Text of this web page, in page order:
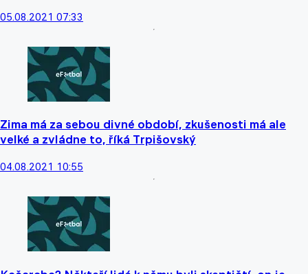
05.08.2021 07:33
Zima má za sebou divné období, zkušenosti má ale
velké a zvládne to, říká Trpišovský
04.08.2021 10:55